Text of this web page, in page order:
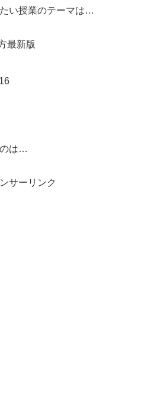
い授業のテーマは…
最新版
は…
サーリンク